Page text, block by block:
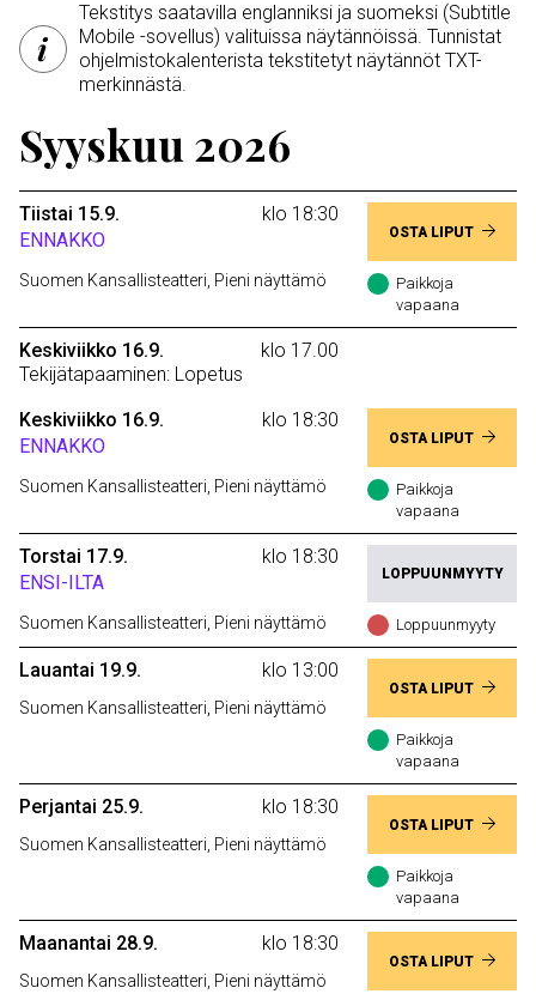
Tekstitys saatavilla englanniksi ja suomeksi (Subtitle
Mobile -sovellus) valituissa näytännöissä. Tunnistat
ohjelmistokalenterista tekstitetyt näytännöt TXT-
merkinnästä.
Syyskuu 2026
Tiistai 15.9.
klo 18:30
ENNAKKO
Suomen Kansallisteatteri, Pieni näyttämö
OSTA LIPUT
Paikkoja
vapaana
Keskiviikko 16.9.
klo 17.00
Tekijätapaaminen: Lopetus
Keskiviikko 16.9.
klo 18:30
ENNAKKO
Suomen Kansallisteatteri, Pieni näyttämö
OSTA LIPUT
Paikkoja
vapaana
Torstai 17.9.
klo 18:30
ENSI-ILTA
Suomen Kansallisteatteri, Pieni näyttämö
LOPPUUNMYYTY
Loppuunmyyty
Lauantai 19.9. klo 13:00
Suomen Kansallisteatteri, Pieni näyttämö
OSTA LIPUT
Paikkoja
vapaana
Perjantai 25.9. klo 18:30
Suomen Kansallisteatteri, Pieni näyttämö
OSTA LIPUT
Paikkoja
vapaana
Maanantai 28.9. klo 18:30
Suomen Kansallisteatteri, Pieni näyttämö
OSTA LIPUT